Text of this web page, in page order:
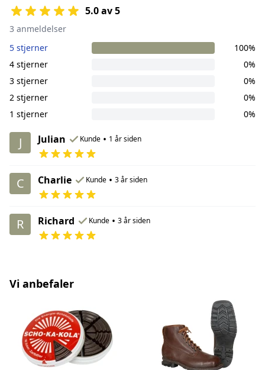
5.0 av 5
3 anmeldelser
5 stjerner
100%
4 stjerner
0%
3 stjerner
0%
2 stjerner
0%
1 stjerner
0%
J Julian Kunde • 1 år siden
C Charlie Kunde • 3 år siden
R Richard Kunde • 3 år siden
Vi anbefaler